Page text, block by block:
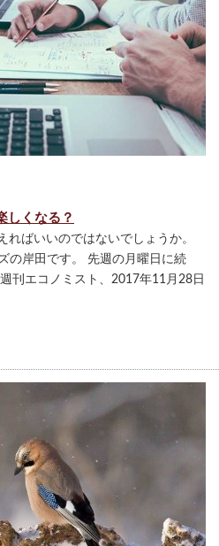
しくなる？
ればいいのではないでしょうか。
の岸田です。 先週の月曜日に続
刊エコノミスト、2017年11月28日